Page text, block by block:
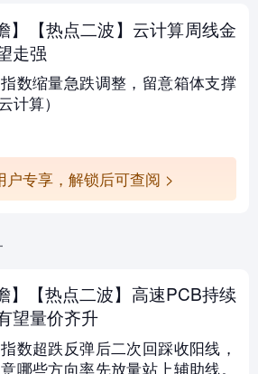
】【热点二波】云计算周线金
走强
指数缩量急跌调整，留意箱体支撑
计算）
户专享，解锁后可查阅 >
】【热点二波】高速PCB持续
望量价齐升
数超跌反弹后二次回踩收阳线，
哪些方向率先放量站上辅助线。